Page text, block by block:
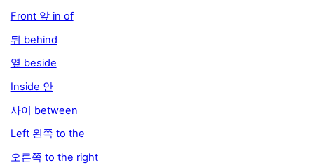
Front 앞 in of
뒤 behind
옆 beside
Inside 안
사이 between
Left 왼쪽 to the
오른쪽 to the right